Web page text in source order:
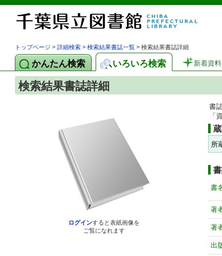
トップページ > 詳細検索 > 検索結果書誌一覧 > 検索結果書誌詳細
かんたん検索 いろいろ検索 新着資料
検索結果書誌詳細
ログインすると表紙画像を
ご覧になれます
書
「
所
書
著
著
出